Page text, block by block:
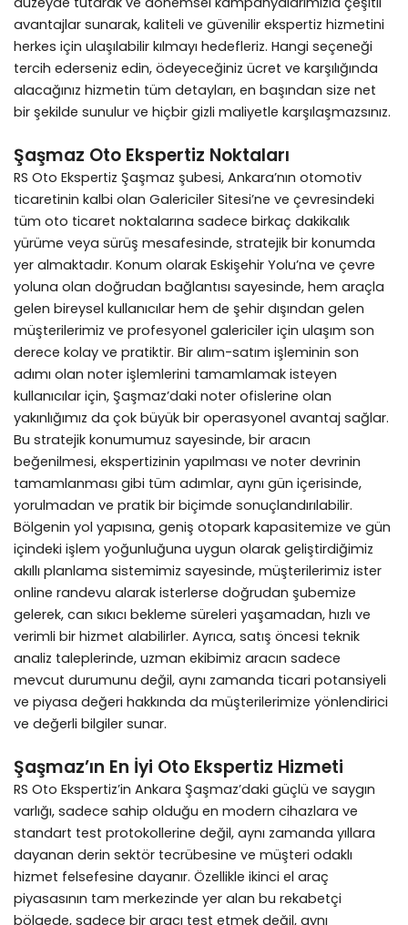
avantajlar sunarak, kaliteli ve güvenilir ekspertiz hizmetini
herkes için ulaşılabilir kılmayı hedefleriz. Hangi seçeneği
tercih ederseniz edin, ödeyeceğiniz ücret ve karşılığında
alacağınız hizmetin tüm detayları, en başından size net
bir şekilde sunulur ve hiçbir gizli maliyetle karşılaşmazsınız.
Şaşmaz Oto Ekspertiz Noktaları
RS Oto Ekspertiz Şaşmaz şubesi, Ankara’nın otomotiv
ticaretinin kalbi olan Galericiler Sitesi’ne ve çevresindeki
tüm oto ticaret noktalarına sadece birkaç dakikalık
yürüme veya sürüş mesafesinde, stratejik bir konumda
yer almaktadır. Konum olarak Eskişehir Yolu’na ve çevre
yoluna olan doğrudan bağlantısı sayesinde, hem araçla
gelen bireysel kullanıcılar hem de şehir dışından gelen
müşterilerimiz ve profesyonel galericiler için ulaşım son
derece kolay ve pratiktir. Bir alım-satım işleminin son
adımı olan noter işlemlerini tamamlamak isteyen
kullanıcılar için, Şaşmaz’daki noter ofislerine olan
yakınlığımız da çok büyük bir operasyonel avantaj sağlar.
Bu stratejik konumumuz sayesinde, bir aracın
beğenilmesi, ekspertizinin yapılması ve noter devrinin
tamamlanması gibi tüm adımlar, aynı gün içerisinde,
yorulmadan ve pratik bir biçimde sonuçlandırılabilir.
Bölgenin yol yapısına, geniş otopark kapasitemize ve gün
içindeki işlem yoğunluğuna uygun olarak geliştirdiğimiz
akıllı planlama sistemimiz sayesinde, müşterilerimiz ister
online randevu alarak isterlerse doğrudan şubemize
gelerek, can sıkıcı bekleme süreleri yaşamadan, hızlı ve
verimli bir hizmet alabilirler. Ayrıca, satış öncesi teknik
analiz taleplerinde, uzman ekibimiz aracın sadece
mevcut durumunu değil, aynı zamanda ticari potansiyeli
ve piyasa değeri hakkında da müşterilerimize yönlendirici
ve değerli bilgiler sunar.
Şaşmaz’ın En İyi Oto Ekspertiz Hizmeti
RS Oto Ekspertiz’in Ankara Şaşmaz’daki güçlü ve saygın
varlığı, sadece sahip olduğu en modern cihazlara ve
standart test protokollerine değil, aynı zamanda yıllara
dayanan derin sektör tecrübesine ve müşteri odaklı
hizmet felsefesine dayanır. Özellikle ikinci el araç
piyasasının tam merkezinde yer alan bu rekabetçi
bölgede, sadece bir aracı test etmek değil, aynı